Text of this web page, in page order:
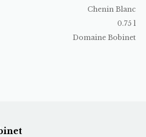
Chenin Blanc
0.75 l
Domaine Bobinet